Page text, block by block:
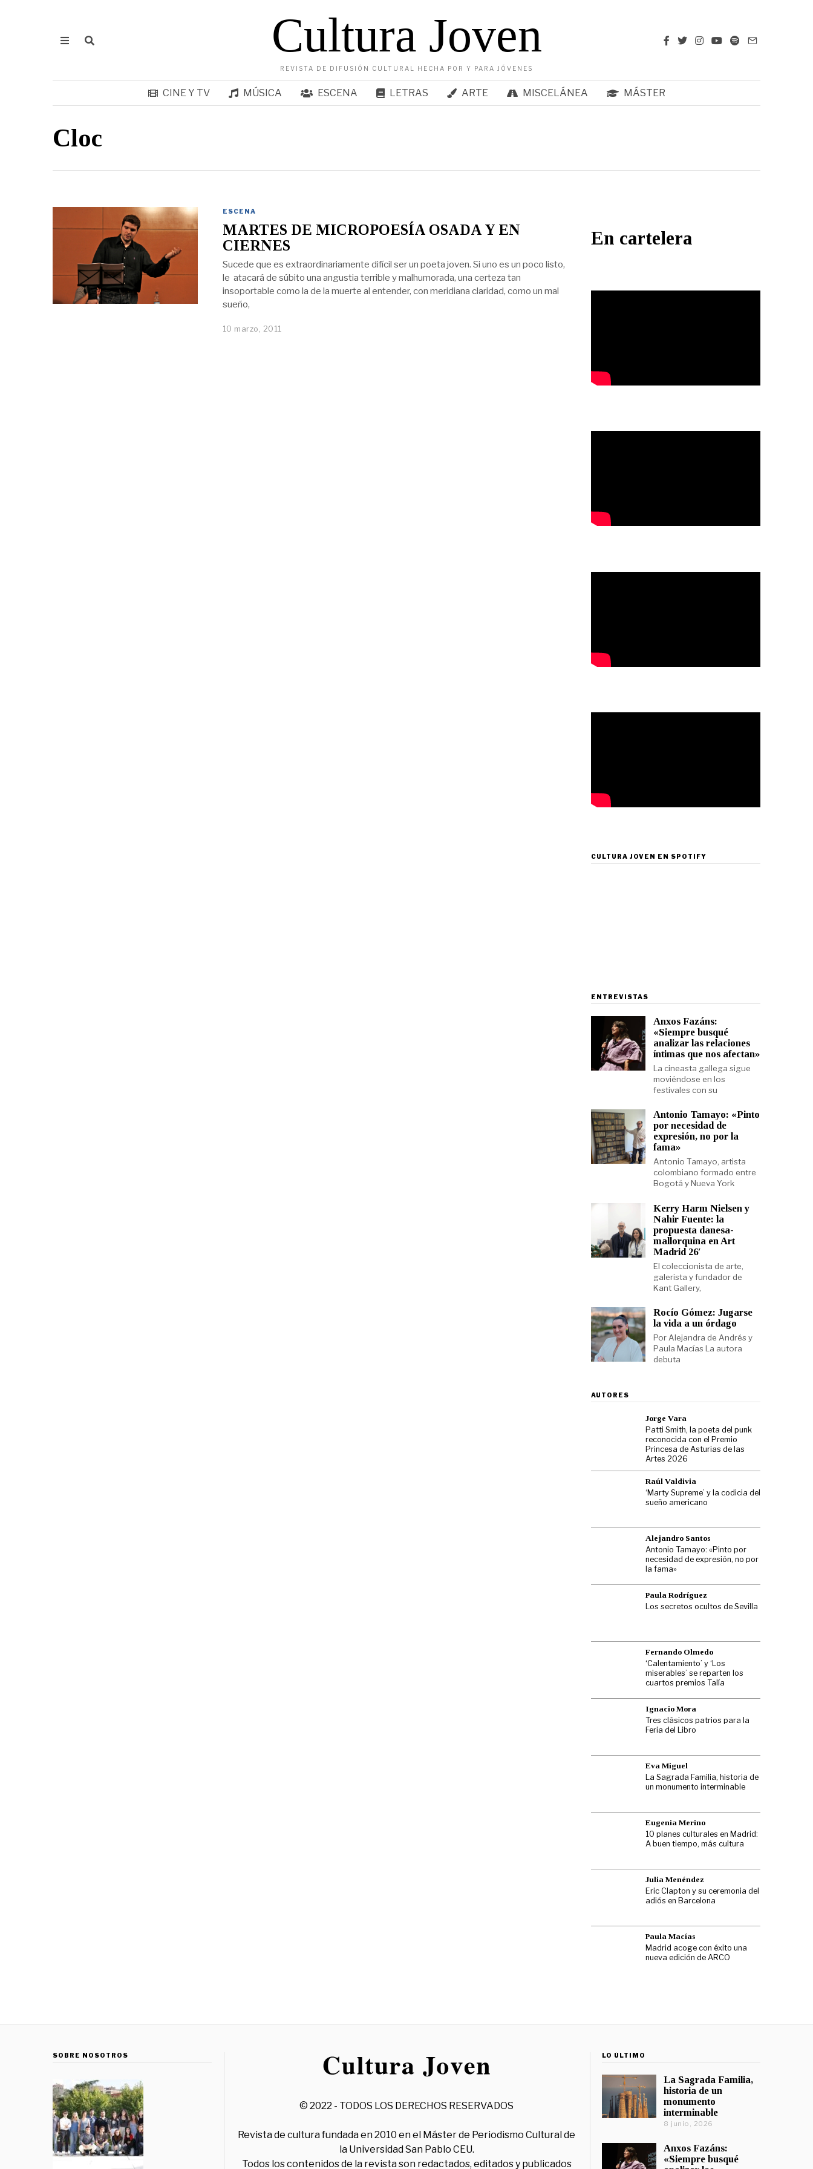
Cultura Joven
REVISTA DE DIFUSIÓN CULTURAL HECHA POR Y PARA JÓVENES
CINE Y TV MÚSICA ESCENA LETRAS ARTE MISCELÁNEA MÁSTER
Cloc
ESCENA
MARTES DE MICROPOESÍA OSADA Y EN
CIERNES
Sucede que es extraordinariamente difícil ser un poeta joven. Si uno es un poco listo,
le atacará de súbito una angustia terrible y malhumorada, una certeza tan
insoportable como la de la muerte al entender, con meridiana claridad, como un mal
sueño,
10 marzo, 2011
En cartelera
CULTURA JOVEN EN SPOTIFY
ENTREVISTAS
Anxos Fazáns:
«Siempre busqué
analizar las relaciones
íntimas que nos afectan»
La cineasta gallega sigue
moviéndose en los
festivales con su
Antonio Tamayo: «Pinto
por necesidad de
expresión, no por la
fama»
Antonio Tamayo, artista
colombiano formado entre
Bogotá y Nueva York
Kerry Harm Nielsen y
Nahir Fuente: la
propuesta danesa-
mallorquina en Art
Madrid 26′
El coleccionista de arte,
galerista y fundador de
Kant Gallery,
Rocío Gómez: Jugarse
la vida a un órdago
Por Alejandra de Andrés y
Paula Macías La autora
debuta
AUTORES
Jorge Vara
Patti Smith, la poeta del punk
reconocida con el Premio
Princesa de Asturias de las
Artes 2026
Raúl Valdivia
‘Marty Supreme’ y la codicia del
sueño americano
Alejandro Santos
Antonio Tamayo: «Pinto por
necesidad de expresión, no por
la fama»
Paula Rodríguez
Los secretos ocultos de Sevilla
Fernando Olmedo
‘Calentamiento’ y ‘Los
miserables’ se reparten los
cuartos premios Talía
Ignacio Mora
Tres clásicos patrios para la
Feria del Libro
Eva Miguel
La Sagrada Familia, historia de
un monumento interminable
Eugenia Merino
10 planes culturales en Madrid:
A buen tiempo, más cultura
Julia Menéndez
Eric Clapton y su ceremonia del
adiós en Barcelona
Paula Macías
Madrid acoge con éxito una
nueva edición de ARCO
SOBRE NOSOTROS
© 2022 - TODOS LOS DERECHOS RESERVADOS
Revista de cultura fundada en 2010 en el Máster de Periodismo Cultural de
la Universidad San Pablo CEU.
Todos los contenidos de la revista son redactados, editados y publicados
LO ÚLTIMO
La Sagrada Familia,
historia de un
monumento
interminable
8 junio, 2026
Anxos Fazáns:
«Siempre busqué